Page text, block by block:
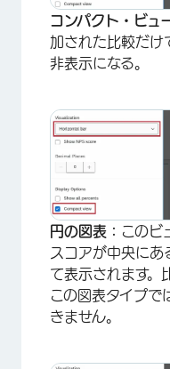
コンパクト・ビュ
加された比較だけ
非表示になる。
円の図表： このビ
スコアが中央にあ
て表示されます。
この図表タイプで
きません。